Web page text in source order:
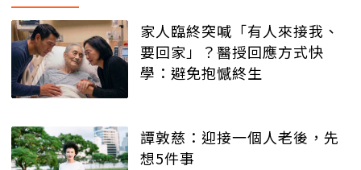
家人臨終突喊「有人來接我、
要回家」？醫授回應方式快
學：避免抱憾終生
譚敦慈：迎接一個人老後，先
想5件事